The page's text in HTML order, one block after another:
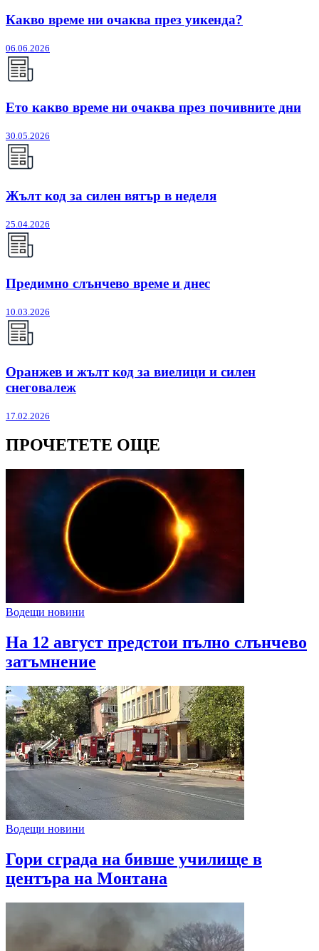
Какво време ни очаква през уикенда?
06.06.2026
Ето какво време ни очаква през почивните дни
30.05.2026
Жълт код за силен вятър в неделя
25.04.2026
Предимно слънчево време и днес
10.03.2026
Оранжев и жълт код за виелици и силен
снеговалеж
17.02.2026
ПРОЧЕТЕТЕ ОЩЕ
Водещи новини
На 12 август предстои пълно слънчево
затъмнение
Водещи новини
Гори сграда на бивше училище в
центъра на Монтана